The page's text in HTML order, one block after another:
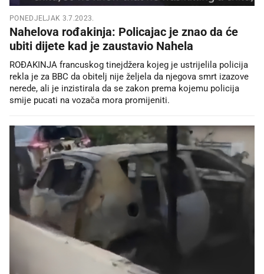
PONEDJELJAK 3.7.2023.
Nahelova rođakinja: Policajac je znao da će
ubiti dijete kad je zaustavio Nahela
ROĐAKINJA francuskog tinejdžera kojeg je ustrijelila policija
rekla je za BBC da obitelj nije željela da njegova smrt izazove
nerede, ali je inzistirala da se zakon prema kojemu policija
smije pucati na vozača mora promijeniti.